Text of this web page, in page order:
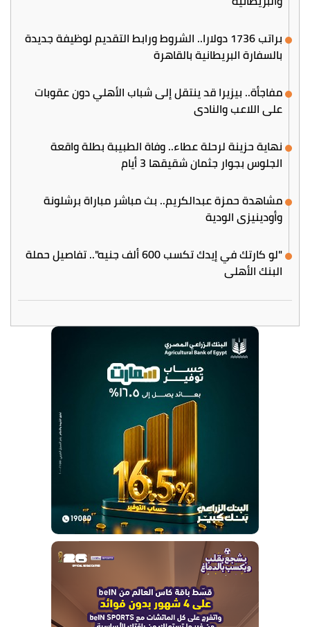
براتب 1736 دولارا.. الشروط ورابط التقديم لوظيفة جديدة
بالسفارة البريطانية بالقاهرة
مفاجأة.. بيزيرا قد ينتقل إلى شباب الأهلي دون عقوبات
على اللاعب والنادي
نهاية حزينة لرحلة عطاء.. وفاة الطبيبة بطلة واقعة
الجلوس بجوار جثمان شقيقها 3 أيام
مشاهدة حمزة عبدالكريم.. بث مباشر مباراة برشلونة
وأودينيزي الودية
"لو كارتك في إيدك تكسب 600 ألف جنيه".. تفاصيل حملة
البنك الأهلي